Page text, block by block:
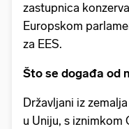
zastupnica
Europskom
za EES.
Što se događa od
Državljani iz
u Uniju, s iznimkom